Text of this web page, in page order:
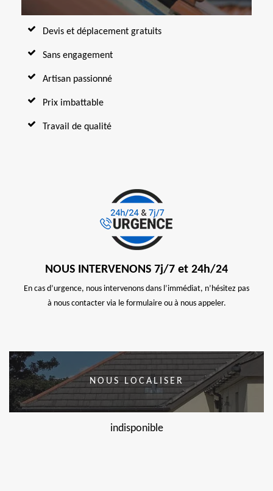
Devis et déplacement gratuits
Sans engagement
Artisan passionné
Prix imbattable
Travail de qualité
NOUS INTERVENONS 7j/7 et 24h/24
En cas d’urgence, nous intervenons dans l’immédiat, n’hésitez pas
à nous contacter via le formulaire ou à nous appeler.
NOUS LOCALISER
indisponible